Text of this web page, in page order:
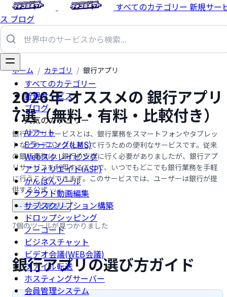
すべてのカテゴリー 新規サー
ス ブログ
すべてのカテゴリー
新規サービス
ブログ
人気のカテゴリー
AIアート
Eラーニング(LMS)
Webスクレイピング
アフィリエイト(ASP)
かんばんツール
クラウド動画編集
サブスクリプション構築
ドロップシッピング
ノーコード
ビジネスチャット
ビデオ会議(WEB会議)
ファイル転送
ホスティングサーバー
会員管理システム
ホーム / カテゴリ / 銀行アプリ
2026年 オススメの 銀行アプリ
7選（無料・有料・比較付き）
銀行アプリサービスとは、銀行業務をスマートフォンやタブレッ
トなどのデバイスを通じて行うための便利なサービスです。従来
の銀行業務は、銀行の支店に行く必要がありましたが、銀行アプ
リサービスを利用することで、いつでもどこでも銀行業務を手軽
に行うことができます。このサービスでは、ユーザーは銀行が提
供する公式 …...
-- もっと見る --
7個のツールが見つかりました
銀行アプリの選び方ガイド